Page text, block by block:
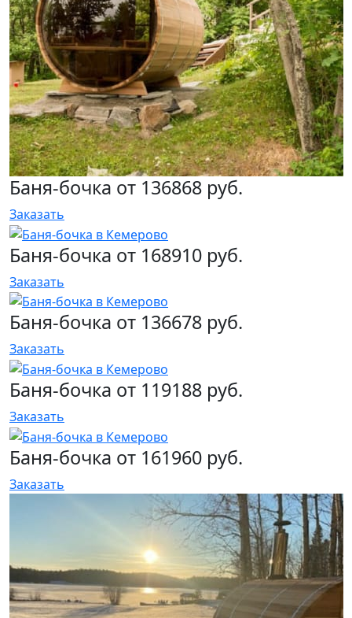
Баня-бочка от 136868 руб.
Заказать
Баня-бочка от 168910 руб.
Заказать
Баня-бочка от 136678 руб.
Заказать
Баня-бочка от 119188 руб.
Заказать
Баня-бочка от 161960 руб.
Заказать